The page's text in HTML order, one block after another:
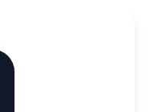
constituyen
todos los operadores.